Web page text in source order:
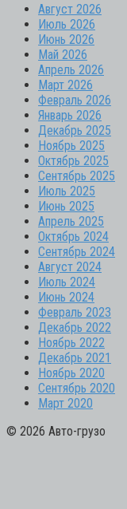
Август 2026
Июль 2026
Июнь 2026
Май 2026
Апрель 2026
Март 2026
Февраль 2026
Январь 2026
Декабрь 2025
Ноябрь 2025
Октябрь 2025
Сентябрь 2025
Июль 2025
Июнь 2025
Апрель 2025
Октябрь 2024
Сентябрь 2024
Август 2024
Июль 2024
Июнь 2024
Февраль 2023
Декабрь 2022
Ноябрь 2022
Декабрь 2021
Ноябрь 2020
Сентябрь 2020
Март 2020
© 2026 Авто-грузо